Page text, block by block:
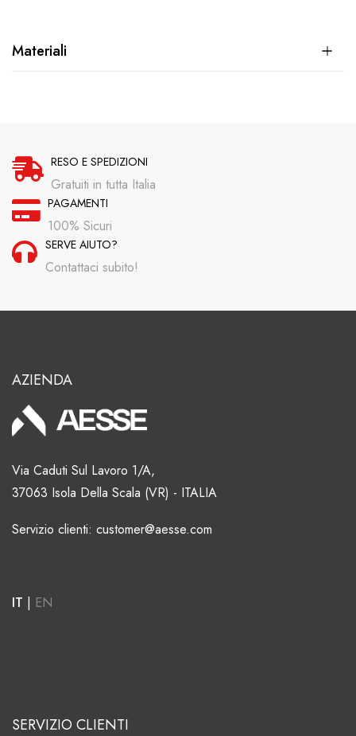
Materiali
RESO E SPEDIZIONI
Gratuiti in tutta Italia
PAGAMENTI
100% Sicuri
SERVE AIUTO?
Contattaci subito!
AZIENDA
Via Caduti Sul Lavoro 1/A,
37063 Isola Della Scala (VR) - ITALIA
Servizio clienti: customer@aesse.com
IT | EN
SERVIZIO CLIENTI